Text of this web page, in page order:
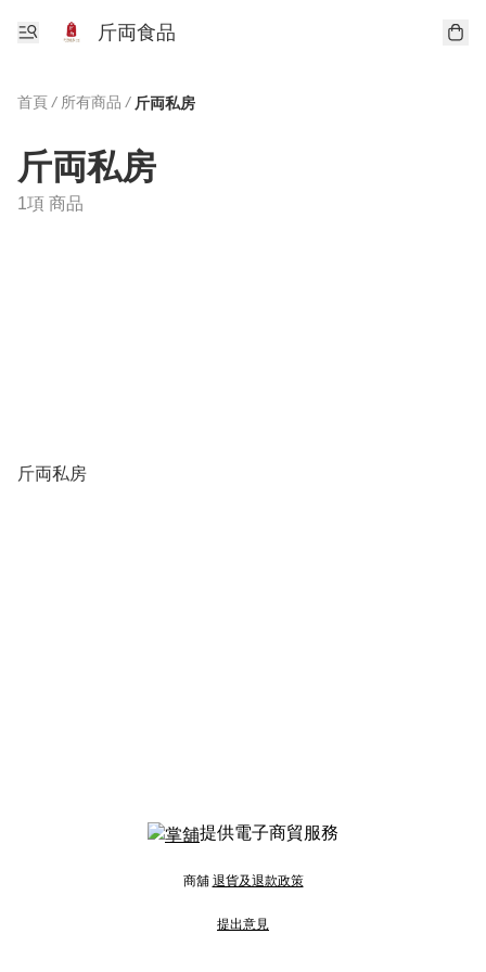
斤両食品
首頁 / 所有商品 / 斤両私房
斤両私房
1項 商品
斤両私房
提供電子商貿服務
商舖 退貨及退款政策
提出意見